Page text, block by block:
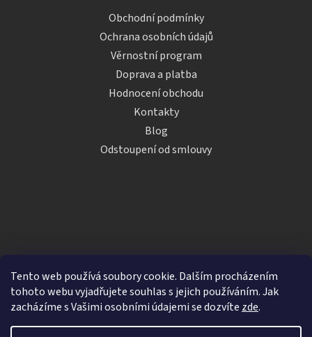
Tento web používá soubory cookie. Dalším procházením
tohoto webu vyjadřujete souhlas s jejich používáním. Jak
zacházíme s Vašimi osobními údajemi se dozvíte zde.
Obchodní podmínky
Ochrana osobních údajů
Věrnostní program
Doprava a platba
Hodnocení obchodu
Kontakty
Blog
Odstoupení od smlouvy
Vytvořil Shoptet